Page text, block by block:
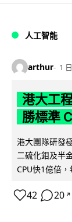
人工智能
arthur 1 日
港大工
勝標準
港大團隊研發
二硫化鉬及半
CPU快1億倍
42 20 ↗